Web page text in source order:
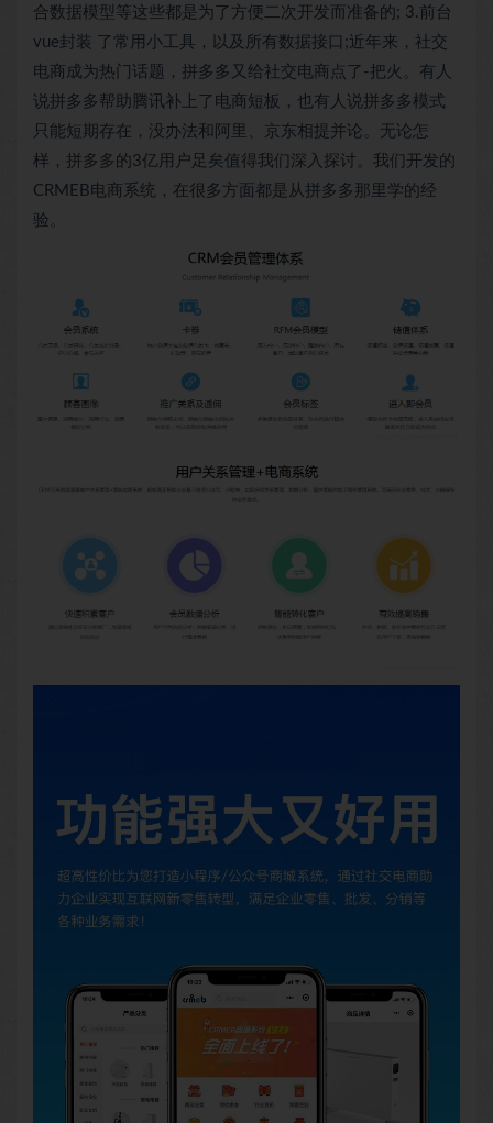
合数据模型等这些都是为了方便二次开发而准备的; 3.前台
vue封装 了常用小工具，以及所有数据接口;近年来，社交
电商成为热门话题，拼多多又给社交电商点了-把火。有人
说拼多多帮助腾讯补上了电商短板，也有人说拼多多模式
只能短期存在，没办法和阿里、京东相提并论。无论怎
样，拼多多的3亿用户足矣值得我们深入探讨。我们开发的
CRMEB电商系统，在很多方面都是从拼多多那里学的经
验。